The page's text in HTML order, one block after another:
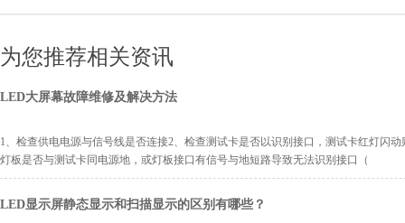
为您推荐相关资讯
LED大屏幕故障维修及解决方法
1、检查供电电源与信号线是否连接2、检查测试卡是否以识别接口，测试卡红灯闪
灯板是否与测试卡同电源地，或灯板接口有信号与地短路导致无法识别接口（
LED显示屏静态显示和扫描显示的区别有哪些？